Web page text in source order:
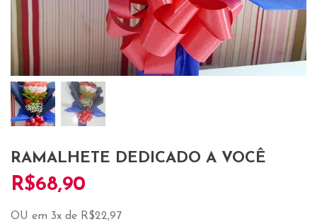
RAMALHETE DEDICADO A VOCÊ
R$68,90
OU em 3x de R$22,97